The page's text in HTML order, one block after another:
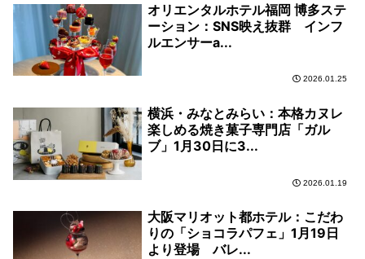
オリエンタルホテル福岡 博多ステ
ーション：SNS映え抜群 インフ
ルエンサーa...
2026.01.25
横浜・みなとみらい：本格カヌレ
楽しめる焼き菓子専門店「ガル
ブ」1月30日に3...
2026.01.19
大阪マリオット都ホテル：こだわ
りの「ショコラパフェ」1月19日
より登場 バレ...